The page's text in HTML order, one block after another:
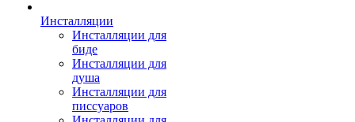
Инсталляции
Инсталляции для
биде
Инсталляции для
душа
Инсталляции для
писсуаров